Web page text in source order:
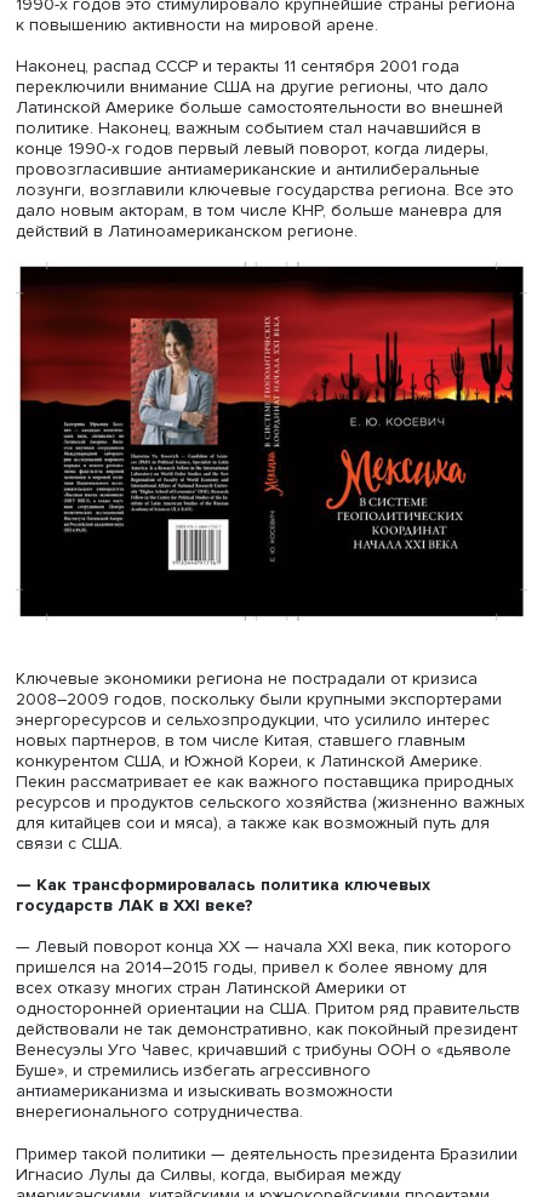
стран региона в асимметричных отношениях с США,
осознанием ими важности формирования
диверсифицированной внешней политики,
не только на США и Европу.
До этого периода США в значительной степени
контролировали внешнюю политику и экономические
многих стран Латинской Америки. Изменения были
«потерянным десятилетием» — 1980-ми годами,
экономическими трудностями многих стран региона, в
демократии на континенте. Поэтому многие государства
начали рассматривать страны Азии, особенно Китай,
Корею и Японию, как одно из направлений внешней
политики, активно развивали связи с Тихоокеанским
регионом. Вместе с экономическими проблемами в
1990-х годов это стимулировало крупнейшие страны
к повышению активности на мировой арене.
Наконец, распад СССР и теракты 11 сентября 2001 года
переключили внимание США на другие регионы, что
Латинской Америке больше самостоятельности во
политике. Наконец, важным событием стал начавшийся
конце 1990-х годов первый левый поворот, когда
провозгласившие антиамериканские и
Ключевые экономики региона не пострадали от